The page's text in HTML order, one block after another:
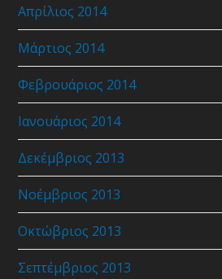
Απρίλιος 2014
Μάρτιος 2014
Φεβρουάριος 2014
Ιανουάριος 2014
Δεκέμβριος 2013
Νοέμβριος 2013
Οκτώβριος 2013
Σεπτέμβριος 2013